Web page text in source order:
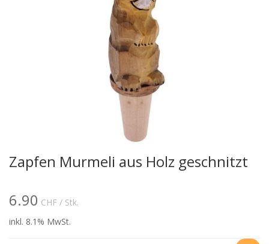
Zapfen Murmeli aus Holz geschnitzt
6.90 CHF / Stk.
inkl. 8.1% MwSt.